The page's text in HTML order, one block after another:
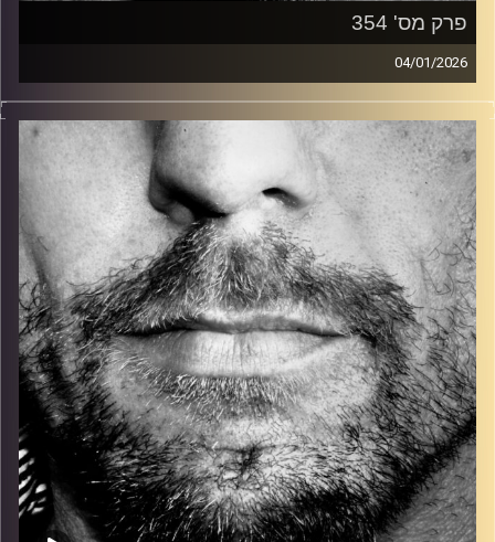
פרק מס' 354
04/01/2026
זיפים, מוזיקה מחוספסת של הופעות חיות. הרבה ג'אם, רוק,
בלוז, bluegrass, ג'אז, Fאנק, פרוגרסיב ואפילו אלקטרוניקה.
כל מה שחי, אמיתי ונושם.
עם שמוליק רגב.
קרדיט תמונות: David Goehring